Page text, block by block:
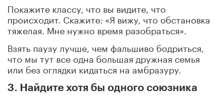
Покажите классу, что вы видите, что
происходит. Скажите: «Я вижу, что обстановка
тяжелая. Мне нужно время разобраться».
Взять паузу лучше, чем фальшиво бодриться,
что мы тут все одна большая дружная семья
или без оглядки кидаться на амбразуру.
3. Найдите хотя бы одного союзника